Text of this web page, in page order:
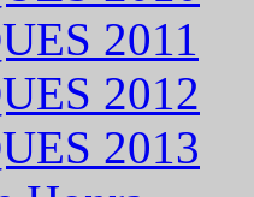
2011
2012
2013